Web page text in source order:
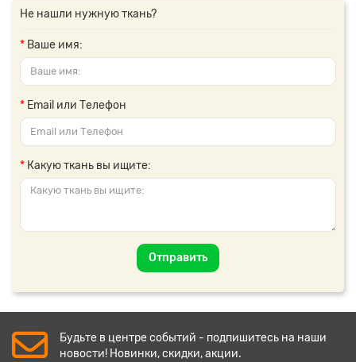
Не нашли нужную ткань?
Ваше имя:
Email или Телефон
Какую ткань вы ищите:
Отправить
Будьте в центре событий - подпишитесь на наши
новости! Новинки, скидки, акции.